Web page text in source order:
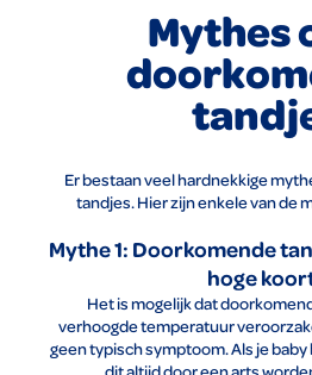
Mythes
Er bestaan veel hardnekkige
tandjes. Hier zijn enkele van de
Mythe 1: Doorkomende
hoge
Het is mogelijk dat
verhoogde temperatuur
geen typisch symptoom. Als je